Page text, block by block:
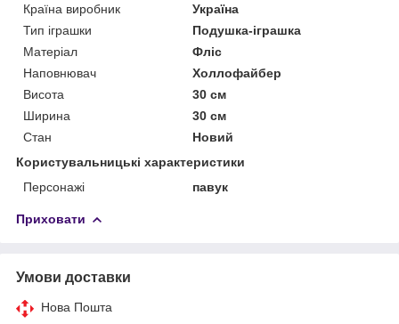
Країна виробник
Україна
Тип іграшки
Подушка-іграшка
Матеріал
Фліс
Наповнювач
Холлофайбер
Висота
30 см
Ширина
30 см
Стан
Новий
Користувальницькі характеристики
Персонажі
павук
Приховати
Умови доставки
Нова Пошта